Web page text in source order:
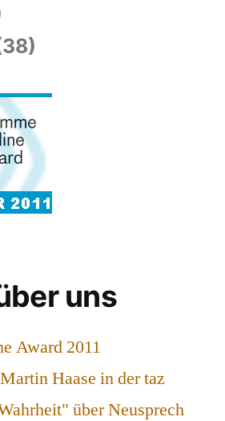
uns
Award 2011
Haase in der taz
über Neusprech